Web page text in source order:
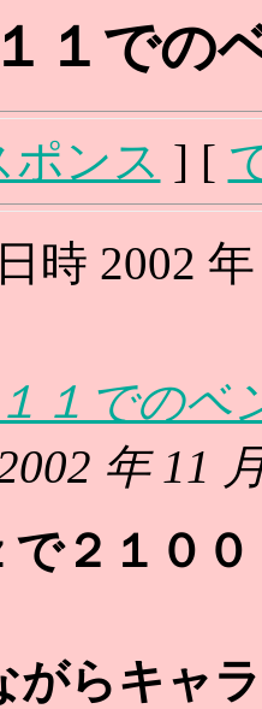
１での
ポンス ] [
日時 2002
１でのベ
年 11
で２１０
がらキャ